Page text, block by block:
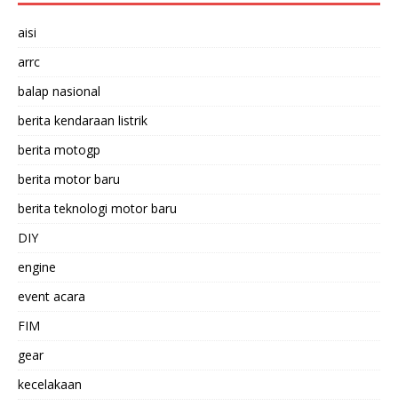
aisi
arrc
balap nasional
berita kendaraan listrik
berita motogp
berita motor baru
berita teknologi motor baru
DIY
engine
event acara
FIM
gear
kecelakaan